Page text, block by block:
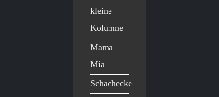
kleine
Kolumne
Mama
Mia
Schachecke